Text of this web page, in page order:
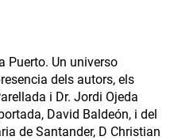
Puerto. Un universo
dels autors, els
i Dr. Jordi Ojeda
David Baldeón, i del
de Santander, D Christian